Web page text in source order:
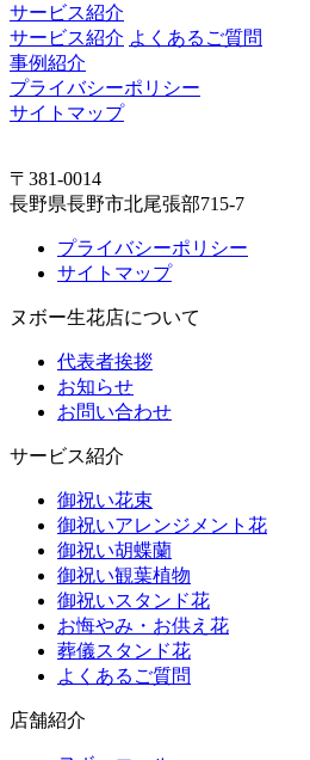
サービス紹介
サービス紹介 よくあるご質問
事例紹介
プライバシーポリシー
サイトマップ
〒381-0014
長野県長野市北尾張部715-7
プライバシーポリシー
サイトマップ
ヌボー生花店について
代表者挨拶
お知らせ
お問い合わせ
サービス紹介
御祝い花束
御祝いアレンジメント花
御祝い胡蝶蘭
御祝い観葉植物
御祝いスタンド花
お悔やみ・お供え花
葬儀スタンド花
よくあるご質問
店舗紹介